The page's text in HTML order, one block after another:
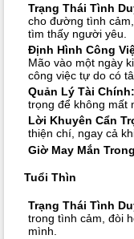
Trạng Thái Tình
cho đường tình
tìm thấy người yêu.
Định Hình Công
Mão vào một ngày
công việc tự do có
Quản Lý Tài Chính:
trọng để không mất
Lời Khuyên Cẩn
thiện chí, ngay cả
Giờ May Mắn
Tuổi Thìn
Trạng Thái Tình
trong tình cảm, đòi
mình.